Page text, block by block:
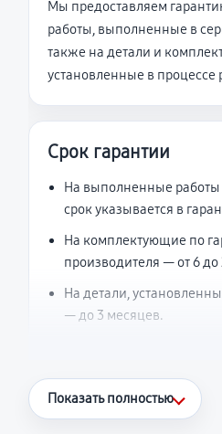
Мы предоставляем
работы, выполненные в
также на детали и
установленные в процессе
Срок гарантии
На выполненные
срок указывается в
На комплектующие по
производителя — от 6
На детали,
— до 3 месяцев.
Что считается
Показать полностью